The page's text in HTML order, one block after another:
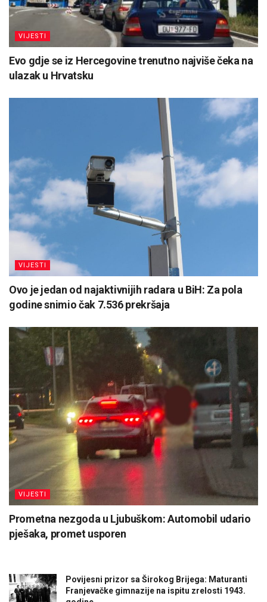
VIJESTI
Evo gdje se iz Hercegovine trenutno najviše čeka na
ulazak u Hrvatsku
VIJESTI
Ovo je jedan od najaktivnijih radara u BiH: Za pola
godine snimio čak 7.536 prekršaja
VIJESTI
Prometna nezgoda u Ljubuškom: Automobil udario
pješaka, promet usporen
Povijesni prizor sa Širokog Brijega: Maturanti
Franjevačke gimnazije na ispitu zrelosti 1943.